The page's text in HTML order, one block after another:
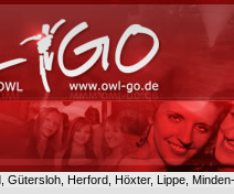
Gütersloh, Herford, Höxter, Lippe,